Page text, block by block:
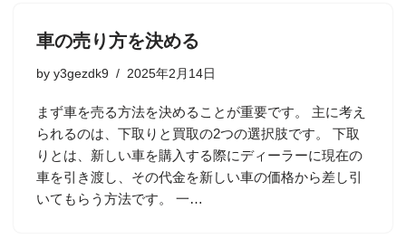
車の売り方を決める
by y3gezdk9 2025年2月14日
まず車を売る方法を決めることが重要です。 主に考え
られるのは、下取りと買取の2つの選択肢です。 下取
りとは、新しい車を購入する際にディーラーに現在の
車を引き渡し、その代金を新しい車の価格から差し引
いてもらう方法です。 一…